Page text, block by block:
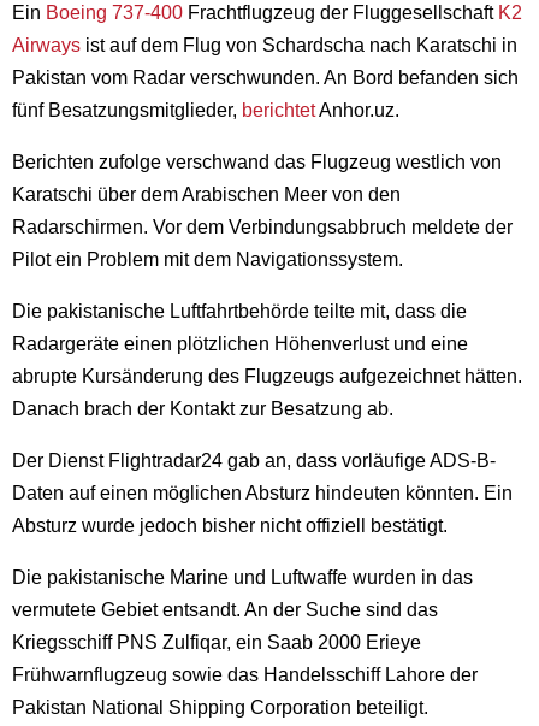
Ein Boeing 737-400 Frachtflugzeug der Fluggesellschaft K2
Airways ist auf dem Flug von Schardscha nach Karatschi in
Pakistan vom Radar verschwunden. An Bord befanden sich
fünf Besatzungsmitglieder, berichtetAnhor.uz.
Berichten zufolge verschwand das Flugzeug westlich von
Karatschi über dem Arabischen Meer von den
Radarschirmen. Vor dem Verbindungsabbruch meldete der
Pilot ein Problem mit dem Navigationssystem.
Die pakistanische Luftfahrtbehörde teilte mit, dass die
Radargeräte einen plötzlichen Höhenverlust und eine
abrupte Kursänderung des Flugzeugs aufgezeichnet hätten.
Danach brach der Kontakt zur Besatzung ab.
Der Dienst Flightradar24 gab an, dass vorläufige ADS-B-
Daten auf einen möglichen Absturz hindeuten könnten. Ein
Absturz wurde jedoch bisher nicht offiziell bestätigt.
Die pakistanische Marine und Luftwaffe wurden in das
vermutete Gebiet entsandt. An der Suche sind das
Kriegsschiff PNS Zulfiqar, ein Saab 2000 Erieye
Frühwarnflugzeug sowie das Handelsschiff Lahore der
Pakistan National Shipping Corporation beteiligt.